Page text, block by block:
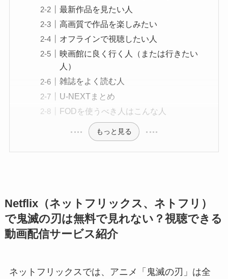
最新作品を見たい人
高画質で作品を楽しみたい
オフラインで視聴したい人
映画館に良く行く人（または行きたい
人）
雑誌をよく読む人
U-NEXTまとめ
FODを使うべき人はこんな人
もっと見る
Netflix（ネットフリックス、ネトフリ）
で鬼滅の刃は無料で見れない？視聴できる
動画配信サービス紹介
ネットフリックスでは、アニメ「鬼滅の刃」は全